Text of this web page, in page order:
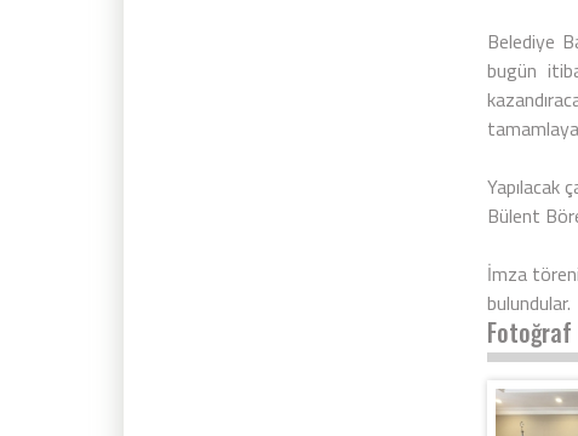
Belediye
bugün
Yapılacak
Bülent
İmza
bulundular.